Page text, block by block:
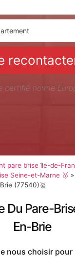
certifié norme
pare brise île-de-
Seine-et-Marne 🥇 »
(77540)🥇
Du Pare-
En-Brie
nous choisir pour